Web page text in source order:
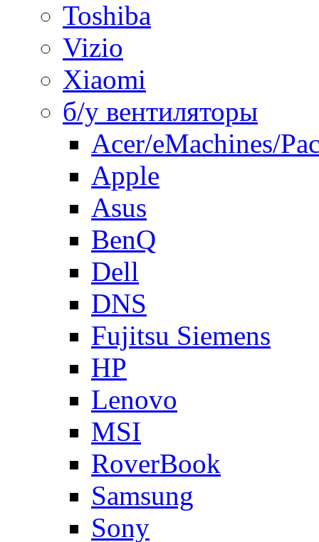
Toshiba
Vizio
Xiaomi
б/у вентиляторы
Acer/eMachines/
Apple
Asus
BenQ
Dell
DNS
Fujitsu Siemens
HP
Lenovo
MSI
RoverBook
Samsung
Sony